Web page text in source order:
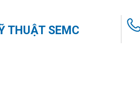
THUẬT SEMC